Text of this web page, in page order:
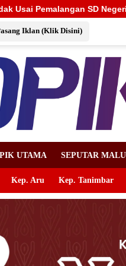
Banteng
Iklan (Klik Disini)
UTAMA SEPUTAR
Kep. Aru Kep. Tanimbar